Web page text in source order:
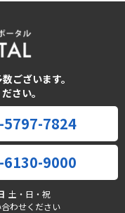
ございます。
さい。
5797-7824
6130-9000
土・日・祝
わせください